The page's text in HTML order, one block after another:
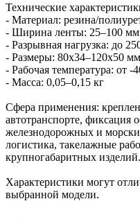
Технические
- Материал: резина/
- Ширина ленты: 25–100 мм
- Разрывная нагрузка: до
- Размеры: 80х34–120х50 мм
- Рабочая температура: от -
- Масса: 0,05–0,15 кг
Сфера применения:
автотранспорте, фиксация
железнодорожных и
логистика, такелажные
крупногабаритных изделий.
Характеристики могут
выбранной модели.